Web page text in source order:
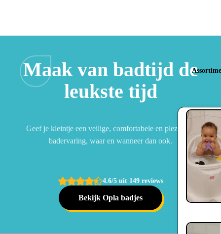
Maak van badtijd de
leukste tijd
Geef je kleintje een veilige, comfortabele en plezierige
badervaring, waar en wanneer dan ook.
4.6/5 uit 149 reviews
Bekijk Opla badjes